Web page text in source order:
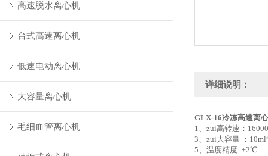
高速脱水离心机
台式高速离心机
低速电动离心机
大容量离心机
毛细血管离心机
详细说明：
GLX-16冷冻高速离
1、zui高转速：
3、zui大容量 ：
5、温度精度: